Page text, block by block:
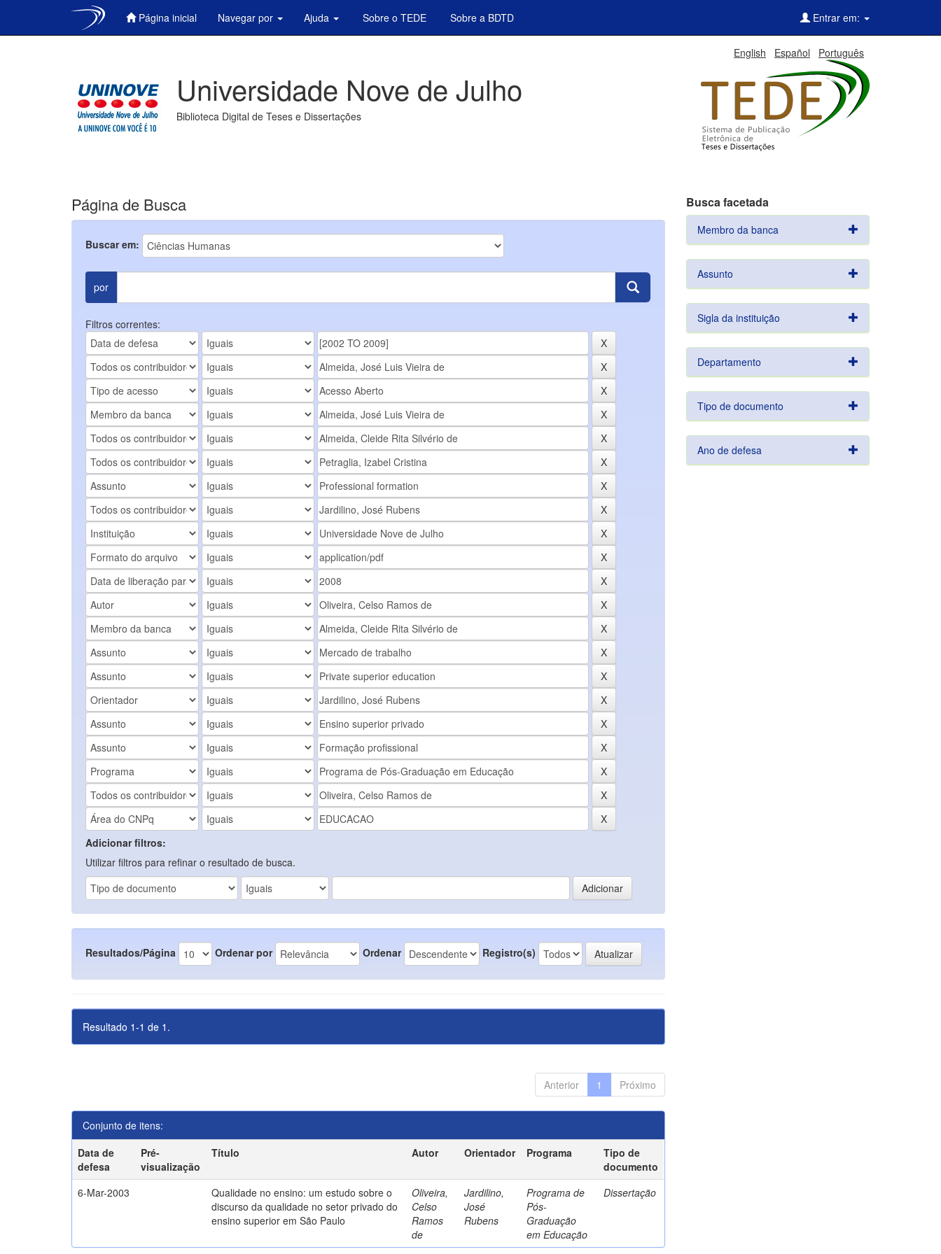
Página inicial Navegar por Ajuda Sobre o TEDE Sobre a BDTD Entrar em:
English Español Português
Universidade Nove de Julho
Biblioteca Digital de Teses e Dissertações
Página de Busca
Buscar em:
por
Filtros correntes:
Adicionar filtros:
Utilizar filtros para refinar o resultado de busca.
Resultados/Página Ordenar por Ordenar Registro(s)
Resultado 1-1 de 1.
Anterior 1 Próximo
Conjunto de itens:
Data de
defesa
Pré-
visualização
Título Autor Orientador Programa
Tipo de
documento
6-Mar-2003
Qualidade no ensino: um estudo sobre o
discurso da qualidade no setor privado do
ensino superior em São Paulo
Oliveira,
Celso
Ramos
de
Jardilino,
José
Rubens
Programa de
Pós-
Graduação
em Educação
Dissertação
Busca facetada
Membro da banca
Assunto
Sigla da instituição
Departamento
Tipo de documento
Ano de defesa